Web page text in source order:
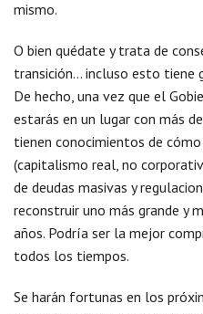
mismo.
O bien quédate y trata de
transición… incluso esto tiene
De hecho, una vez que el
estarás en un lugar con más
tienen conocimientos de
(capitalismo real, no
de deudas masivas y
reconstruir uno más grande y
años. Podría ser la mejor
todos los tiempos.
Se harán fortunas en los